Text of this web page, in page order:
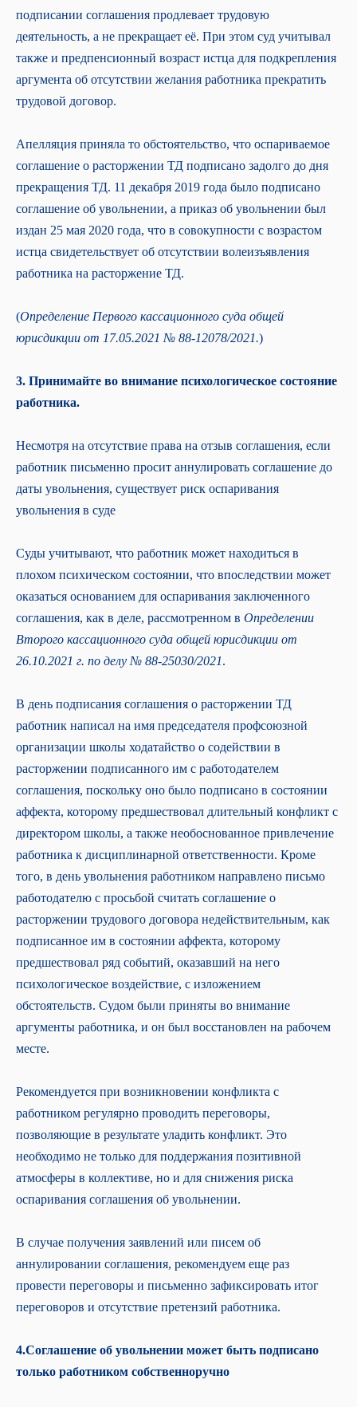
подписании соглашения продлевает трудовую
деятельность, а не прекращает её. При этом суд учитывал
также и предпенсионный возраст истца для подкрепления
аргумента об отсутствии желания работника прекратить
трудовой договор.
Апелляция приняла то обстоятельство, что оспариваемое
соглашение о расторжении ТД подписано задолго до дня
прекращения ТД. 11 декабря 2019 года было подписано
соглашение об увольнении, а приказ об увольнении был
издан 25 мая 2020 года, что в совокупности с возрастом
истца свидетельствует об отсутствии волеизъявления
работника на расторжение ТД.
(Определение Первого кассационного суда общей
юрисдикции от 17.05.2021 № 88-12078/2021.)
3. Принимайте во внимание психологическое состояние
работника.
Несмотря на отсутствие права на отзыв соглашения, если
работник письменно просит аннулировать соглашение до
даты увольнения, существует риск оспаривания
увольнения в суде
Суды учитывают, что работник может находиться в
плохом психическом состоянии, что впоследствии может
оказаться основанием для оспаривания заключенного
соглашения, как в деле, рассмотренном в Определении
Второго кассационного суда общей юрисдикции от
26.10.2021 г. по делу № 88-25030/2021.
В день подписания соглашения о расторжении ТД
работник написал на имя председателя профсоюзной
организации школы ходатайство о содействии в
расторжении подписанного им с работодателем
соглашения, поскольку оно было подписано в состоянии
аффекта, которому предшествовал длительный конфликт с
директором школы, а также необоснованное привлечение
работника к дисциплинарной ответственности. Кроме
того, в день увольнения работником направлено письмо
работодателю с просьбой считать соглашение о
расторжении трудового договора недействительным, как
подписанное им в состоянии аффекта, которому
предшествовал ряд событий, оказавший на него
психологическое воздействие, с изложением
обстоятельств. Судом были приняты во внимание
аргументы работника, и он был восстановлен на рабочем
месте.
Рекомендуется при возникновении конфликта с
работником регулярно проводить переговоры,
позволяющие в результате уладить конфликт. Это
необходимо не только для поддержания позитивной
атмосферы в коллективе, но и для снижения риска
оспаривания соглашения об увольнении.
В случае получения заявлений или писем об
аннулировании соглашения, рекомендуем еще раз
провести переговоры и письменно зафиксировать итог
переговоров и отсутствие претензий работника.
4.Соглашение об увольнении может быть подписано
только работником собственноручно